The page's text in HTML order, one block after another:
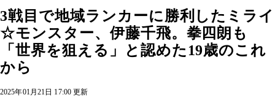
3戦目で地域ランカーに勝利したミライ
☆モンスター、伊藤千飛。拳四朗も
「世界を狙える」と認めた19歳のこれ
から
2025年01月21日 17:00 更新